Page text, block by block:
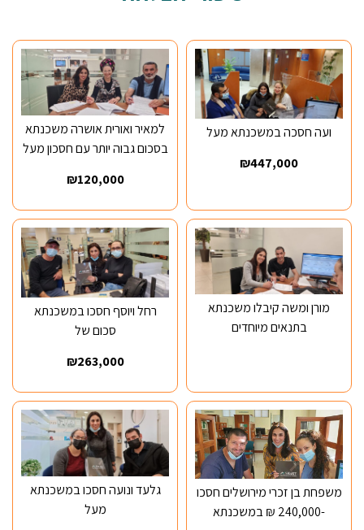
ועה חסכה במשכנתא מעל
₪447,000
למאיר ואורית אושרה משכנתא
בסכום גבוה יותר עם חסכון מעל
₪120,000
מורן ומשה קיבלו משכנתא
בתנאים מיוחדים
רחל ויוסף חסכו במשכנתא
סכום של
₪263,000
משפחת בן זכרי מירושלים חסכו
-240,000 ₪ במשכנתא
גלעד ונועה חסכו במשכנתא
מעל